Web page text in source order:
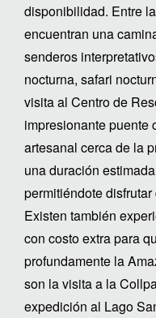
disponibilidad. Entre
encuentran una
senderos
nocturna, safari
visita al Centro de
impresionante puente
artesanal cerca de la
una duración
permitiéndote
Existen también
con costo extra para
profundamente la
son la visita a la
expedición al Lago